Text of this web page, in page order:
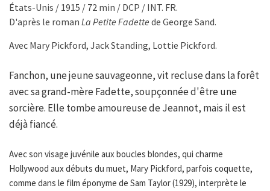
États-Unis / 1915 / 72 min / DCP / INT. FR.
D'après le roman La Petite Fadette de George Sand.
Avec Mary Pickford, Jack Standing, Lottie Pickford.
Fanchon, une jeune sauvageonne, vit recluse dans la forêt
avec sa grand-mère Fadette, soupçonnée d'être une
sorcière. Elle tombe amoureuse de Jeannot, mais il est
déjà fiancé.
Avec son visage juvénile aux boucles blondes, qui charme
Hollywood aux débuts du muet, Mary Pickford, parfois coquette,
comme dans le film éponyme de Sam Taylor (1929), interprète le